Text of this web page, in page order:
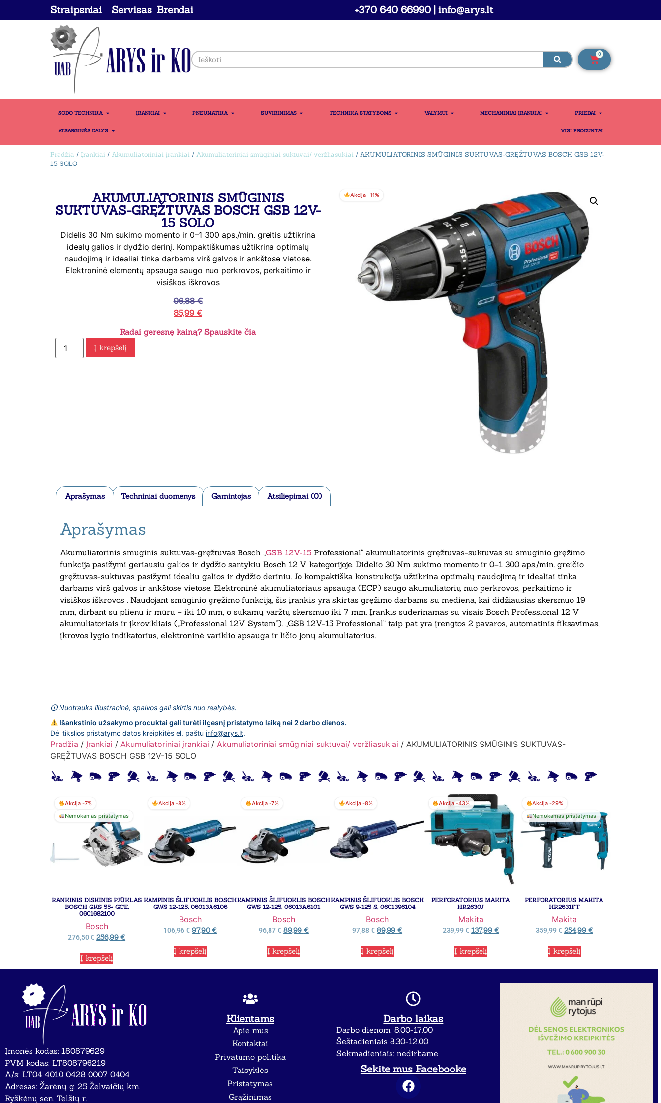
Straipsniai Servisas Brendai +370 640 66990 | info@arys.lt
0
SODO TECHNIKA ĮRANKIAI PNEUMATIKA SUVIRINIMAS TECHNIKA STATYBOMS VALYMUI MECHANINIAI ĮRANKIAI PRIEDAI
ATSARGINĖS DALYS VISI PRODUKTAI
Pradžia / Įrankiai / Akumuliatoriniai įrankiai / Akumuliatoriniai smūginiai suktuvai/ veržliasukiai / AKUMULIATORINIS SMŪGINIS SUKTUVAS-GRĘŽTUVAS BOSCH GSB 12V-
15 SOLO
AKUMULIATORINIS SMŪGINIS
SUKTUVAS-GRĘŽTUVAS BOSCH GSB 12V-
15 SOLO
Didelis 30 Nm sukimo momento ir 0–1 300 aps./min. greitis užtikrina
idealų galios ir dydžio derinį. Kompaktiškumas užtikrina optimalų
naudojimą ir idealiai tinka darbams virš galvos ir ankštose vietose.
Elektroninė elementų apsauga saugo nuo perkrovos, perkaitimo ir
visiškos iškrovos
96,88€
85,99 €
Radai geresnę kainą? Spauskite čia
Į krepšelį
Akcija -11%
Aprašymas Techniniai duomenys Gamintojas Atsiliepimai (0)
Aprašymas
Akumuliatorinis smūginis suktuvas-gręžtuvas Bosch „GSB 12V-15 Professional“ akumuliatorinis gręžtuvas-suktuvas su smūginio gręžimo
funkcija pasižymi geriausiu galios ir dydžio santykiu Bosch 12 V kategorijoje. Didelio 30 Nm sukimo momento ir 0–1 300 aps./min. greičio
gręžtuvas-suktuvas pasižymi idealiu galios ir dydžio deriniu. Jo kompaktiška konstrukcija užtikrina optimalų naudojimą ir idealiai tinka
darbams virš galvos ir ankštose vietose. Elektroninė akumuliatoriaus apsauga (ECP) saugo akumuliatorių nuo perkrovos, perkaitimo ir
visiškos iškrovos . Naudojant smūginio gręžimo funkciją, šis įrankis yra skirtas gręžimo darbams su mediena, kai didžiausias skersmuo 19
mm, dirbant su plienu ir mūru – iki 10 mm, o sukamų varžtų skersmuo iki 7 mm. Įrankis suderinamas su visais Bosch Professional 12 V
akumuliatoriais ir įkrovikliais („Professional 12V System“). „GSB 12V-15 Professional“ taip pat yra įrengtos 2 pavaros, automatinis fiksavimas,
įkrovos lygio indikatorius, elektroninė variklio apsauga ir ličio jonų akumuliatorius.
🛈 Nuotrauka iliustracinė, spalvos gali skirtis nuo realybės.
Išankstinio užsakymo produktai gali turėti ilgesnį pristatymo laiką nei 2 darbo dienos.
Dėl tikslios pristatymo datos kreipkitės el. paštu info@arys.lt.
Pradžia / Įrankiai / Akumuliatoriniai įrankiai / Akumuliatoriniai smūginiai suktuvai/ veržliasukiai / AKUMULIATORINIS SMŪGINIS SUKTUVAS-
GRĘŽTUVAS BOSCH GSB 12V-15 SOLO
Akcija -7%
Nemokamas pristatymas
RANKINIS DISKINIS PJŪKLAS
BOSCH GKS 55+ GCE,
0601682100
Bosch
276,50€ 256,99€
Į krepšelį
Akcija -8%
KAMPINIS ŠLIFUOKLIS BOSCH
GWS 12-125, 06013A6106
Bosch
106,96€ 97,90€
Į krepšelį
Akcija -7%
KAMPINIS ŠLIFUOKLIS BOSCH
GWS 12-125, 06013A6101
Bosch
96,87€ 89,99 €
Į krepšelį
Akcija -8%
KAMPINIS ŠLIFUOKLIS BOSCH
GWS 9-125 S, 0601396104
Bosch
97,88€ 89,99€
Į krepšelį
Akcija -43%
PERFORATORIUS MAKITA
HR2630J
Makita
239,99€ 137,99 €
Į krepšelį
Akcija -29%
Nemokamas pristatymas
PERFORATORIUS MAKITA
HR2631FT
Makita
359,99€ 254,99 €
Į krepšelį
Įmonės kodas: 180879629
PVM kodas: LT808796219
A/s: LT04 4010 0428 0007 0404
Adresas: Žarėnų g. 25 Želvaičių km.
Ryškėnų sen. Telšių r.
Klientams
Apie mus
Kontaktai
Privatumo politika
Taisyklės
Pristatymas
Grąžinimas
Darbo laikas
Darbo dienom: 8.00-17.00
Šeštadieniais 8.30-12.00
Sekmadieniais: nedirbame
Sekite mus Facebooke